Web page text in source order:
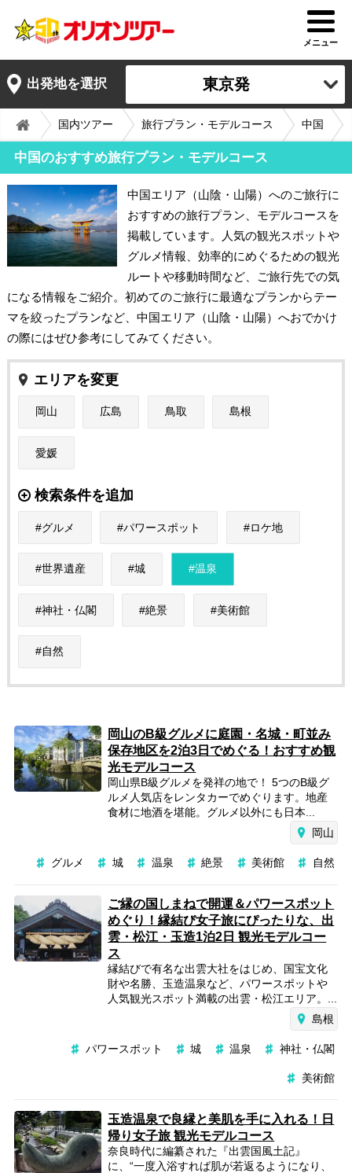
メニュー
出発地を選択 東京発
国内ツアー 旅行プラン・モデルコース 中国
中国のおすすめ旅行プラン・モデルコース
中国エリア（山陰・山陽）へのご旅行に
おすすめの旅行プラン、モデルコースを
掲載しています。人気の観光スポットや
グルメ情報、効率的にめぐるための観光
ルートや移動時間など、ご旅行先での気
になる情報をご紹介。初めてのご旅行に最適なプランからテー
マを絞ったプランなど、中国エリア（山陰・山陽）へおでかけ
の際にはぜひ参考にしてみてください。
エリアを変更
岡山 広島 鳥取 島根
愛媛
検索条件を追加
グルメ パワースポット ロケ地
世界遺産 城 温泉
神社・仏閣 絶景 美術館
自然
岡山のB級グルメに庭園・名城・町並み
保存地区を2泊3日でめぐる！おすすめ観
光モデルコース
岡山県B級グルメを発祥の地で！ 5つのB級グ
ルメ人気店をレンタカーでめぐります。地産
食材に地酒を堪能。グルメ以外にも日本...
岡山
グルメ 城 温泉 絶景 美術館 自然
ご縁の国しまねで開運＆パワースポット
めぐり！縁結び女子旅にぴったりな、出
雲・松江・玉造1泊2日 観光モデルコー
ス
縁結びで有名な出雲大社をはじめ、国宝文化
財や名勝、玉造温泉など、パワースポットや
人気観光スポット満載の出雲・松江エリア。...
島根
パワースポット 城 温泉 神社・仏閣
美術館
玉造温泉で良縁と美肌を手に入れる！日
帰り女子旅 観光モデルコース
奈良時代に編纂された『出雲国風土記』
に、“一度入浴すれば肌が若返るようになり、